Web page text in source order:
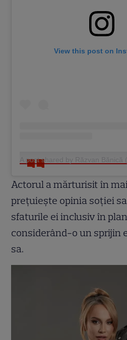
View this post on
A post shared by Răzvan Bănică
Actorul a mărturisit în
prețuiește opinia soției
sfaturile ei inclusiv în
considerând-o un sprijin
sa.